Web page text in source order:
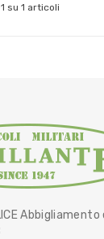
su 1 articoli